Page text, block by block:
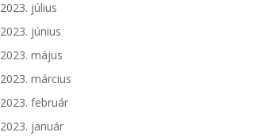
2023. július
2023. június
2023. május
2023. március
2023. február
2023. január